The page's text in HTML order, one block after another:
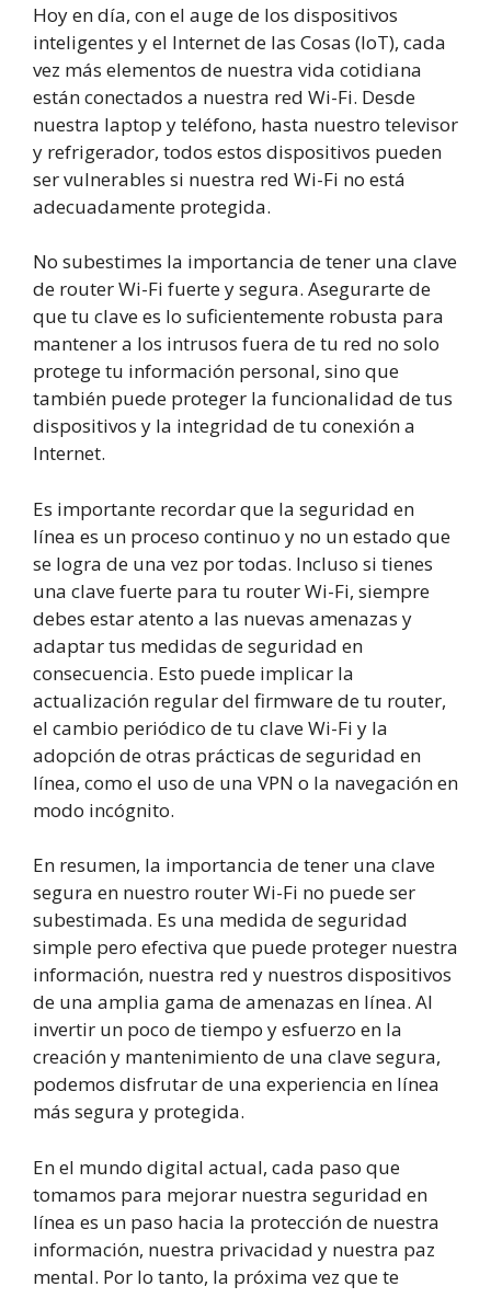
Hoy en día, con el auge de los dispositivos
inteligentes y el Internet de las Cosas (IoT), cada
vez más elementos de nuestra vida cotidiana
están conectados a nuestra red Wi-Fi. Desde
nuestra laptop y teléfono, hasta nuestro televisor
y refrigerador, todos estos dispositivos pueden
ser vulnerables si nuestra red Wi-Fi no está
adecuadamente protegida.
No subestimes la importancia de tener una clave
de router Wi-Fi fuerte y segura. Asegurarte de
que tu clave es lo suficientemente robusta para
mantener a los intrusos fuera de tu red no solo
protege tu información personal, sino que
también puede proteger la funcionalidad de tus
dispositivos y la integridad de tu conexión a
Internet.
Es importante recordar que la seguridad en
línea es un proceso continuo y no un estado que
se logra de una vez por todas. Incluso si tienes
una clave fuerte para tu router Wi-Fi, siempre
debes estar atento a las nuevas amenazas y
adaptar tus medidas de seguridad en
consecuencia. Esto puede implicar la
actualización regular del firmware de tu router,
el cambio periódico de tu clave Wi-Fi y la
adopción de otras prácticas de seguridad en
línea, como el uso de una VPN o la navegación en
modo incógnito.
En resumen, la importancia de tener una clave
segura en nuestro router Wi-Fi no puede ser
subestimada. Es una medida de seguridad
simple pero efectiva que puede proteger nuestra
información, nuestra red y nuestros dispositivos
de una amplia gama de amenazas en línea. Al
invertir un poco de tiempo y esfuerzo en la
creación y mantenimiento de una clave segura,
podemos disfrutar de una experiencia en línea
más segura y protegida.
En el mundo digital actual, cada paso que
tomamos para mejorar nuestra seguridad en
línea es un paso hacia la protección de nuestra
información, nuestra privacidad y nuestra paz
mental. Por lo tanto, la próxima vez que te